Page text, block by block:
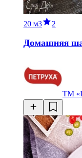
20 м3 2
Домашняя
ТМ